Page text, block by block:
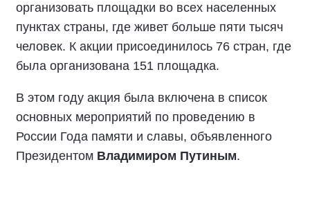
организовать площадки во всех населенных
пунктах страны, где живет больше пяти тысяч
человек. К акции присоединилось 76 стран, где
была организована 151 площадка.
В этом году акция была включена в список
основных мероприятий по проведению в
России Года памяти и славы, объявленного
Президентом Владимиром Путиным.